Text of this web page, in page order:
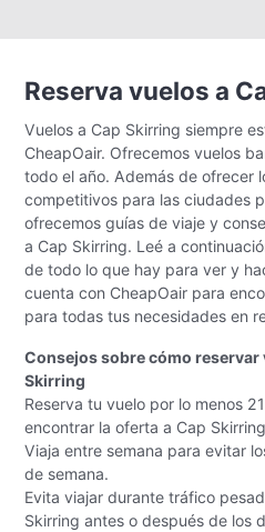
Reserva vuelos a
Vuelos a Cap Skirring siempre
CheapOair. Ofrecemos vuelos
todo el año. Además de ofrecer
competitivos para las ciudades
ofrecemos guías de viaje y
a Cap Skirring. Leé a
de todo lo que hay para ver y
cuenta con CheapOair para
para todas tus necesidades en
Consejos sobre cómo reservar
Skirring
Reserva tu vuelo por lo menos
encontrar la oferta a Cap
Viaja entre semana para evitar
de semana.
Evita viajar durante tráfico
Skirring antes o después de los